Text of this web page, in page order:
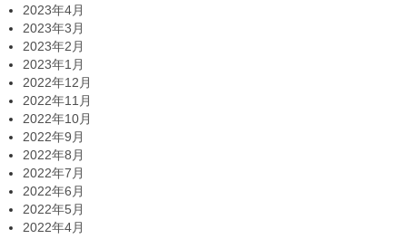
2023年4月
2023年3月
2023年2月
2023年1月
2022年12月
2022年11月
2022年10月
2022年9月
2022年8月
2022年7月
2022年6月
2022年5月
2022年4月